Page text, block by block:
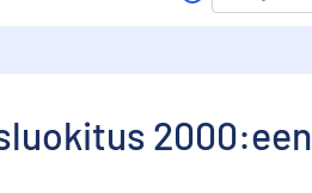
2000:een